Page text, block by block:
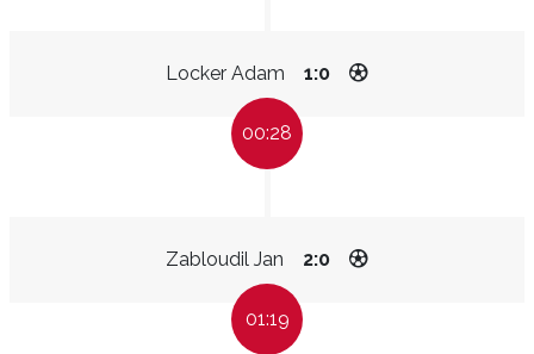
Locker Adam 1:0
00:28
Zabloudil Jan 2:0
01:19